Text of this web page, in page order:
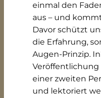
einmal den
aus – und
Davor schützt
die Erfahrung,
Augen-Prinzip.
einer zweiten
und lektoriert